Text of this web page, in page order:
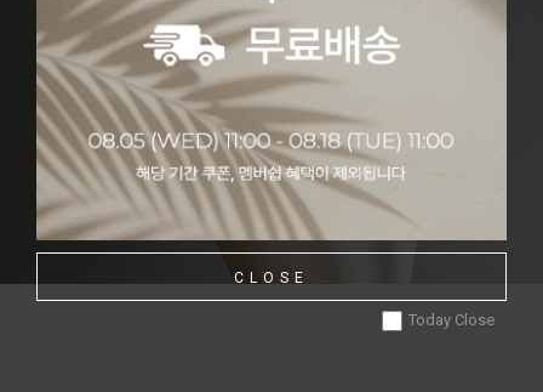
CLOSE
Today Close